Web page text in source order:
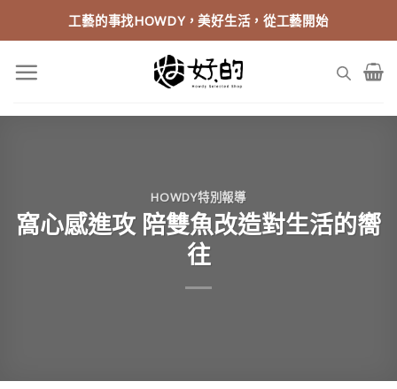
to
content
工藝的事找HOWDY，美好生活，從工藝開始
HOWDY特別報導
窩心感進攻 陪雙魚改造對生活的嚮
往